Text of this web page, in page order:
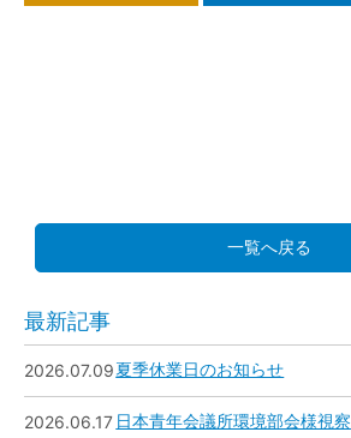
一覧へ戻る
最新記事
2026.07.09夏季休業日のお知らせ
2026.06.17 日本青年会議所環境部会様視察